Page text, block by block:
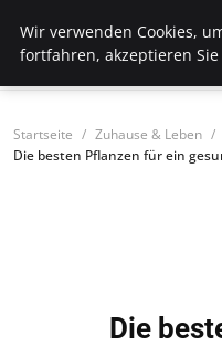
Bistro
Startseite
Zuhause & Leben
Die besten Pflanzen für ein
Die
Wir verwenden Cookies,
fortfahren, akzeptieren